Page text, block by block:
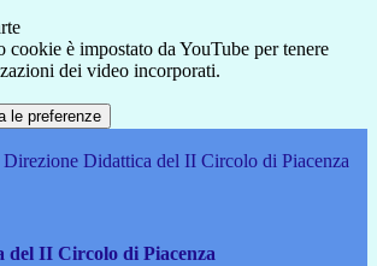
cookie è impostato da YouTube per tenere
dei video incorporati.
le preferenze
Direzione Didattica del II Circolo di Piacenza
del II Circolo di Piacenza